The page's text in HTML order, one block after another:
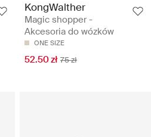
KongWalther
Magic shopper -
Akcesoria do wózków
ONE SIZE
52.50 zł 75 zł